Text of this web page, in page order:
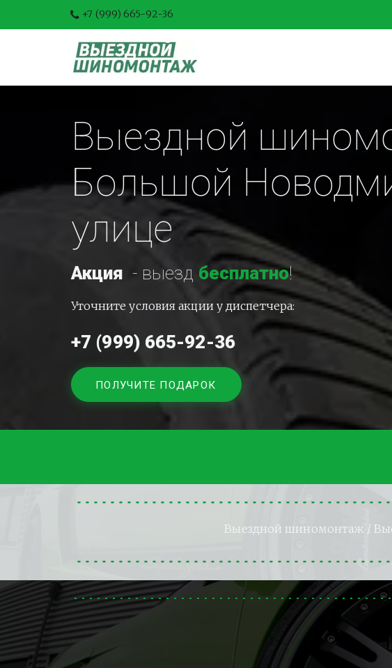
+7 (999) 665-92-36
Выездной
Большой
улице
Акция - выезд бесплатно!
Уточните условия акции у диспетчера:
+7 (999) 665-92-36
ПОЛУЧИТЕ ПОДАРОК
Выездной шиномонтаж /